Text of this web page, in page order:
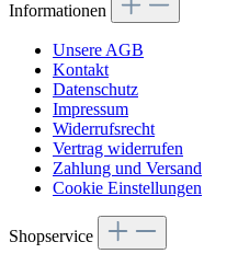
Informationen
Unsere AGB
Kontakt
Datenschutz
Impressum
Widerrufsrecht
Vertrag widerrufen
Zahlung und Versand
Cookie Einstellungen
Shopservice